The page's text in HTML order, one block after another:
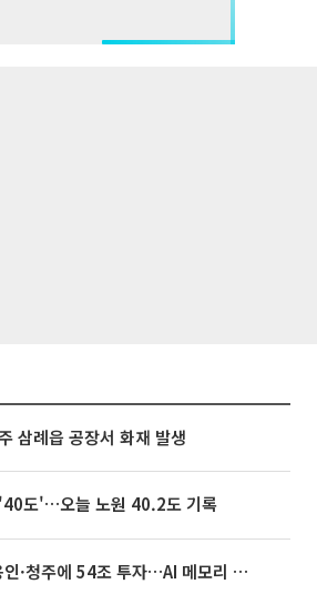
삼례읍 공장서 화재 발생
도'…오늘 노원 40.2도 기록
SK하이닉스, 용인·청주에 54조 투자…AI 메모리 생산기지 키운다